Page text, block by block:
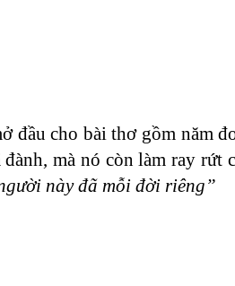
đầu cho bài thơ gồm năm
mà nó còn làm ray
này đã mỗi đời riêng”